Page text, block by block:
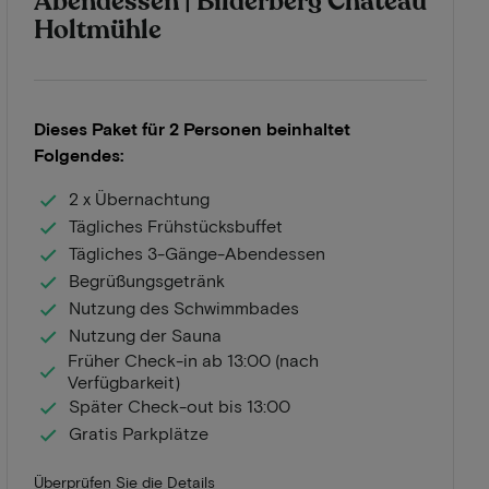
Holtmühle
Dieses Paket für 2 Personen beinhaltet
Folgendes:
2 x Übernachtung
Tägliches Frühstücksbuffet
Tägliches 3-Gänge-Abendessen
Begrüßungsgetränk
Nutzung des Schwimmbades
Nutzung der Sauna
Früher Check-in ab 13:00 (nach
Verfügbarkeit)
Später Check-out bis 13:00
Gratis Parkplätze
Überprüfen Sie die Details